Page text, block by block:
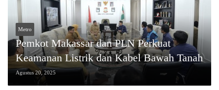
Metro
Pemkot Makassar dan PLN Perkuat
Keamanan Listrik dan Kabel Bawah Tanah
Agustus 20, 2025